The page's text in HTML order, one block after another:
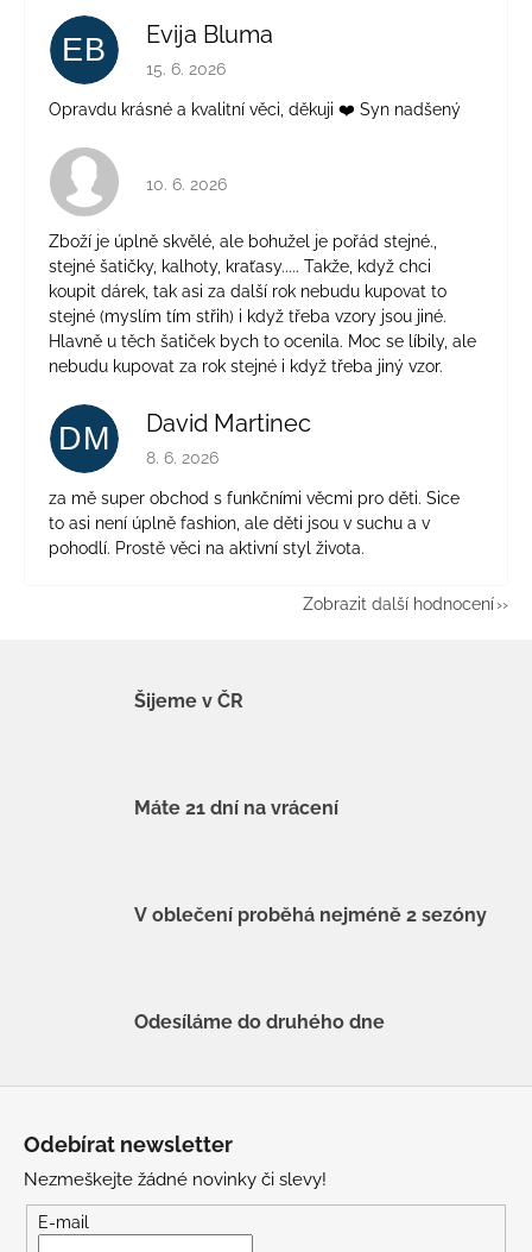
EB Evija Bluma
Hodnocení obchodu je 5 z 5 hvězdiček.
15. 6. 2026
Opravdu krásné a kvalitní věci, děkuji ❤️ Syn nadšený
Hodnocení obchodu je 4 z 5 hvězdiček.
10. 6. 2026
Zboží je úplně skvělé, ale bohužel je pořád stejné.,
stejné šatičky, kalhoty, kraťasy..... Takže, když chci
koupit dárek, tak asi za další rok nebudu kupovat to
stejné (myslím tím střih) i když třeba vzory jsou jiné.
Hlavně u těch šatiček bych to ocenila. Moc se líbily, ale
nebudu kupovat za rok stejné i když třeba jiný vzor.
DM David Martinec
Hodnocení obchodu je 5 z 5 hvězdiček.
8. 6. 2026
za mě super obchod s funkčními věcmi pro děti. Sice
to asi není úplně fashion, ale děti jsou v suchu a v
pohodlí. Prostě věci na aktivní styl života.
Zobrazit další hodnocení
Šijeme v ČR
Máte 21 dní na vrácení
V oblečení proběhá nejméně 2 sezóny
Odesíláme do druhého dne
Odebírat newsletter
Nezmeškejte žádné novinky či slevy!
E-mail